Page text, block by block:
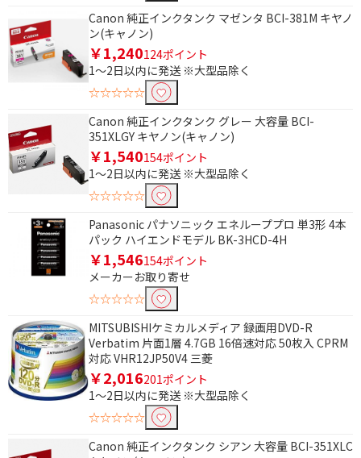
Canon 純正インクタンク マゼンタ BCI-381M キヤノ
ン(キャノン)
￥1,240124ポイント
1～2日以内に発送 ※大型品除く
☆☆☆☆☆
Canon 純正インクタンク グレー 大容量 BCI-
351XLGY キヤノン(キャノン)
￥1,540154ポイント
1～2日以内に発送 ※大型品除く
☆☆☆☆☆
Panasonic パナソニック エネループプロ 単3形 4本
パック ハイエンドモデル BK-3HCD-4H
￥1,546154ポイント
メーカーお取り寄せ
☆☆☆☆☆
MITSUBISHIケミカルメディア 録画用DVD-R
Verbatim 片面1層 4.7GB 16倍速対応 50枚入 CPRM
対応 VHR12JP50V4 三菱
￥2,016201ポイント
1～2日以内に発送 ※大型品除く
☆☆☆☆☆
Canon 純正インクタンク シアン 大容量 BCI-351XLC
補聴器用電池
インク色数で絞り込む
4色
用紙サイズで絞り込む
L判～A4
自動両面プリントで絞り込む
給紙方式で絞り込む
前面
無線・有線LANで絞り込む
無線
スマホ接続で絞り込む
対応